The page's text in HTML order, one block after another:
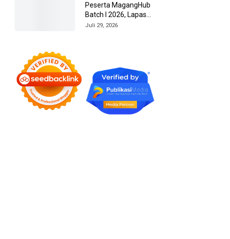
Peserta MagangHub
Batch I 2026, Lapas
Amuntai Kedepankan
Juli 29, 2026